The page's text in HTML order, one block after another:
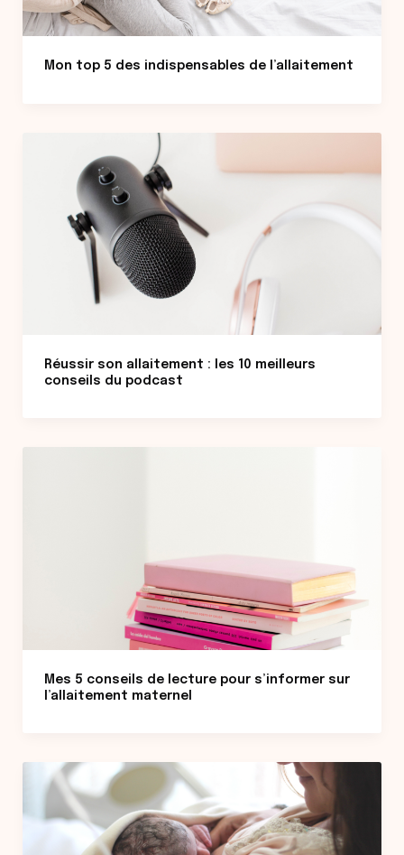
Mon top 5 des indispensables de l’allaitement
Réussir son allaitement : les 10 meilleurs
conseils du podcast
Mes 5 conseils de lecture pour s’informer sur
l’allaitement maternel